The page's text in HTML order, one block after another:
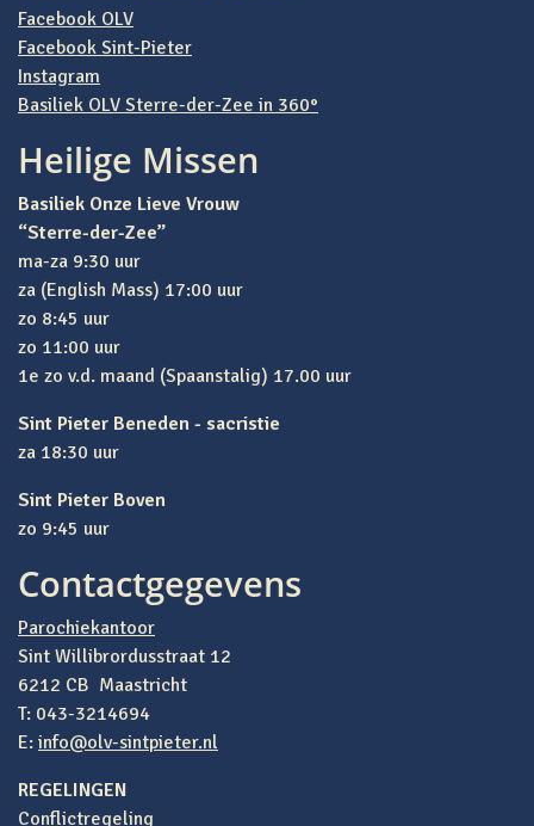
Facebook OLV
Facebook Sint-Pieter
Instagram
Basiliek OLV Sterre-der-Zee in 360°
Heilige Missen
Basiliek Onze Lieve Vrouw
“Sterre-der-Zee”
ma-za 9:30 uur
za (English Mass) 17:00 uur
zo 8:45 uur
zo 11:00 uur
1e zo v.d. maand (Spaanstalig) 17.00 uur
Sint Pieter Beneden - sacristie
za 18:30 uur
Sint Pieter Boven
zo 9:45 uur
Contactgegevens
Parochiekantoor
Sint Willibrordusstraat 12
6212 CB Maastricht
T: 043-3214694
E: info@olv-sintpieter.nl
REGELINGEN
Conflictregeling